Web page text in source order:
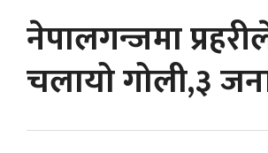
नेपालगन्जमा
चलायो गोली,३